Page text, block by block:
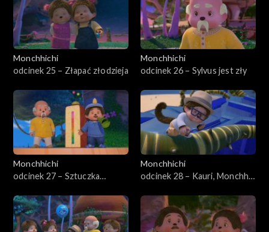
Monchhichi
odcinek 25 – Złapać złodzieja
Monchhichi
odcinek 26 – Sylvus jest zły
Monchhichi
odcinek 27 – Sztuczka
Monchhichi
odcinek 28 – Kauri, Monchhi-